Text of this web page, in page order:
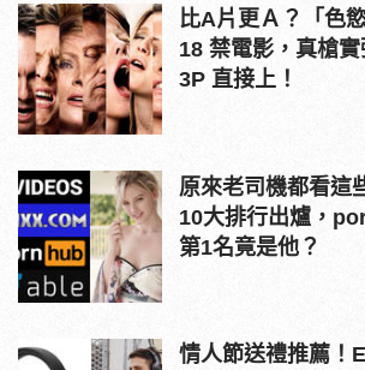
比A片更Ａ？「色
18 禁電影，真槍實
3P 直接上！
原來老司機都看這
10大排行出爐，
第1名竟是他？
情人節送禮推薦！